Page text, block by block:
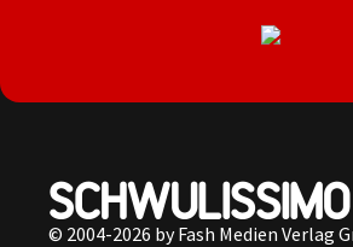
© 2004-2026 by Fash Medien Verlag